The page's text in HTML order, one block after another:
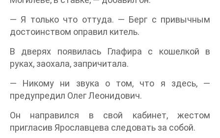
— Я только что оттуда. — Берг с привычным
достоинством оправил китель.
В дверях появилась Глафира с кошелкой в
руках, заохала, запричитала.
— Никому ни звука о том, что я здесь, —
предупредил Олег Леонидович.
Он направился в свой кабинет, жестом
пригласив Ярославцева следовать за собой.